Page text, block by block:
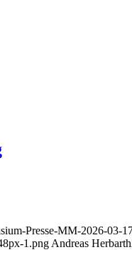
Presse-MM-2026-03-
1.png Andreas Herbarth